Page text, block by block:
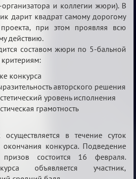
и коллегии жюри). В
дарит квадрат самому дорогому
при этом проявляя всю
действию.
составом жюри по 5-бальной
конкурса
авторского решения
уровень исполнения
грамотность
в течение суток
конкурса. Подведение
состоится 16 февраля.
объявляется участник,